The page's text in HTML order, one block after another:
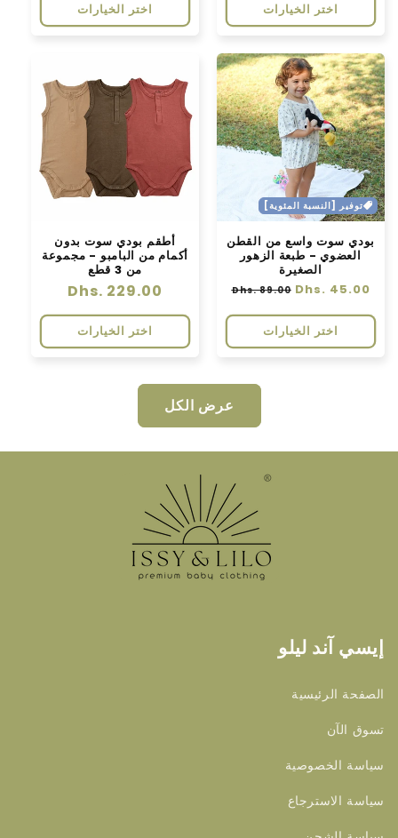
اختر الخيارات اختر الخيارات
توفير [النسبة المئوية]
بودي سوت واسع من القطن
العضوي - طبعة الزهور
الصغيرة
سعر
Dhs. 45.00 سعر
Dhs. 89.00
اختر الخيارات
أطقم بودي سوت بدون
أكمام من البامبو - مجموعة
من 3 قطع
سعر
عادي
Dhs. 229.00
اختر الخيارات
عرض الكل
إيسي آند ليلو
الصفحة الرئيسية
تسوق الآن
سياسة الخصوصية
سياسة الاسترجاع